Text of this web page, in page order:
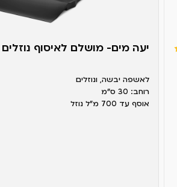
יעה מים- מושלם לאיסוף נוזלים
לאשפה יבשה, ונוזלים
רוחב: 30 ס"מ
אוסף עד 700 מ"ל נוזל